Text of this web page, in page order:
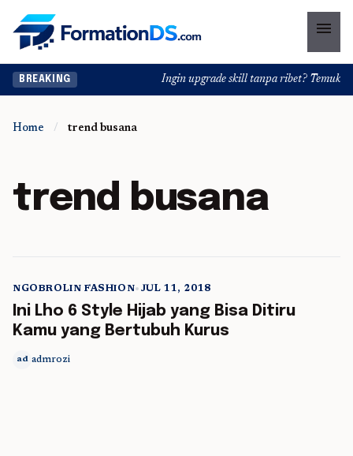
menu
BREAKING Ingin upgrade skill tanpa ribet? Temukan
Home / trend busana
trend busana
5 min read
NGOBROLIN FASHION• JUL 11, 2018
Ini Lho 6 Style Hijab yang Bisa Ditiru
Kamu yang Bertubuh Kurus
ad admrozi